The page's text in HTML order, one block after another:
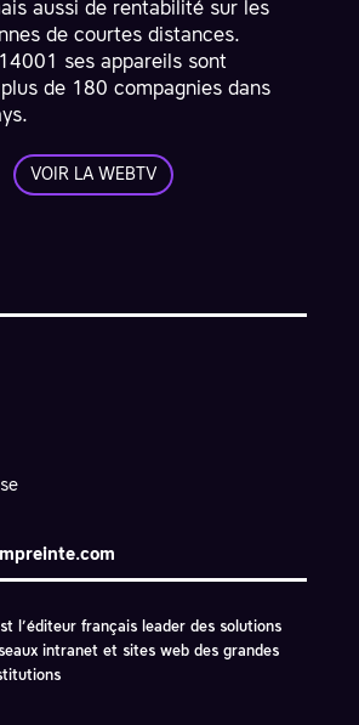
aussi de rentabilité sur les
de courtes distances.
ses appareils sont
de 180 compagnies dans
VOIR LA WEBTV
l’éditeur français leader des solutions
intranet et sites web des grandes